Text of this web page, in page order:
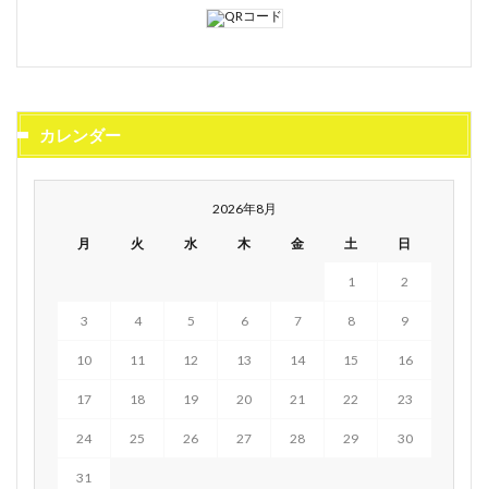
カレンダー
2026年8月
月 火 水 木 金 土 日
1 2
3 4 5 6 7 8 9
10 11 12 13 14 15 16
17 18 19 20 21 22 23
24 25 26 27 28 29 30
31